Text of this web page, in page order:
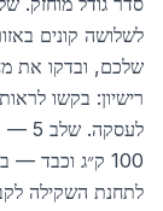
לשלושה קונים
רישיון: בקשו
100 ק״ג וכבד
לתחנת השקילה